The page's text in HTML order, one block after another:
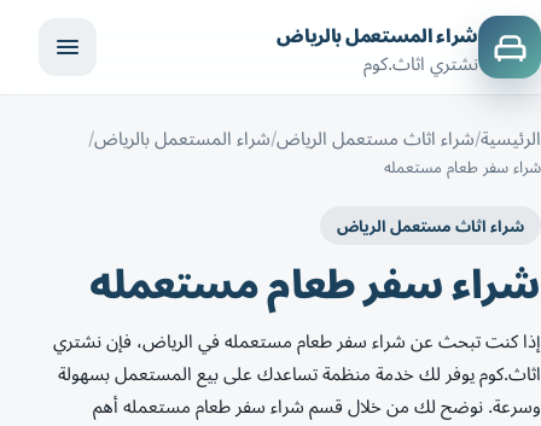
شراء المستعمل بالرياض
نشتري اثاث.كوم
الرئيسية شراء اثاث مستعمل الرياض شراء المستعمل بالرياض
شراء سفر طعام مستعمله
شراء اثاث مستعمل الرياض
شراء سفر طعام مستعمله
إذا كنت تبحث عن شراء سفر طعام مستعمله في الرياض، فإن نشتري
اثاث.كوم يوفر لك خدمة منظمة تساعدك على بيع المستعمل بسهولة
وسرعة. نوضح لك من خلال قسم شراء سفر طعام مستعمله أهم